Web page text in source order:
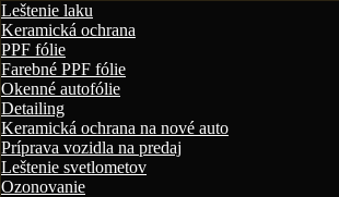
Leštenie laku
Keramická ochrana
PPF fólie
Farebné PPF fólie
Okenné autofólie
Detailing
Keramická ochrana na nové auto
Príprava vozidla na predaj
Leštenie svetlometov
Ozonovanie